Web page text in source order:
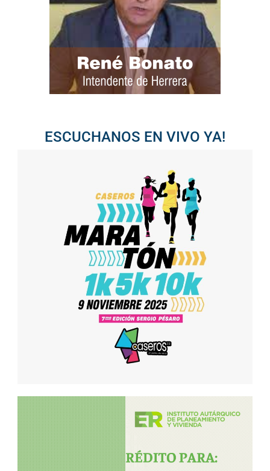
ESCUCHANOS EN VIVO YA!